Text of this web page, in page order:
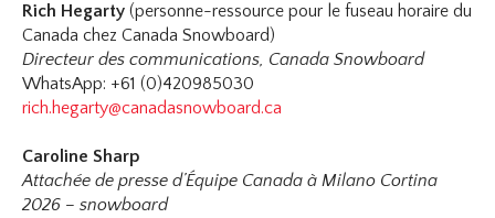
Rich Hegarty(personne-ressource pour le fuseau horaire du
Canada chez Canada Snowboard)
Directeur des communications, Canada Snowboard
WhatsApp: +61 (0)420985030
rich.hegarty@canadasnowboard.ca
Caroline Sharp
Attachée de presse d’Équipe Canada à Milano Cortina
2026 – snowboard